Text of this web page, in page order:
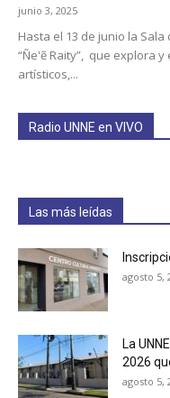
junio 3, 2025
Hasta el 13 de junio la
“Ñe'ẽ Raity”, que explora
artísticos,...
Radio UNNE en VIVO
Las más leídas
agosto 5,
La
2026
agosto 5,